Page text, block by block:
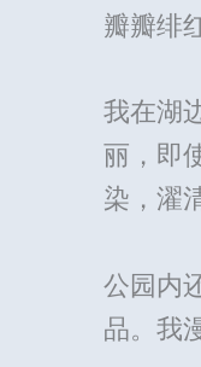
瓣瓣绯
我在湖
丽，即
染，濯
公园内
品。我